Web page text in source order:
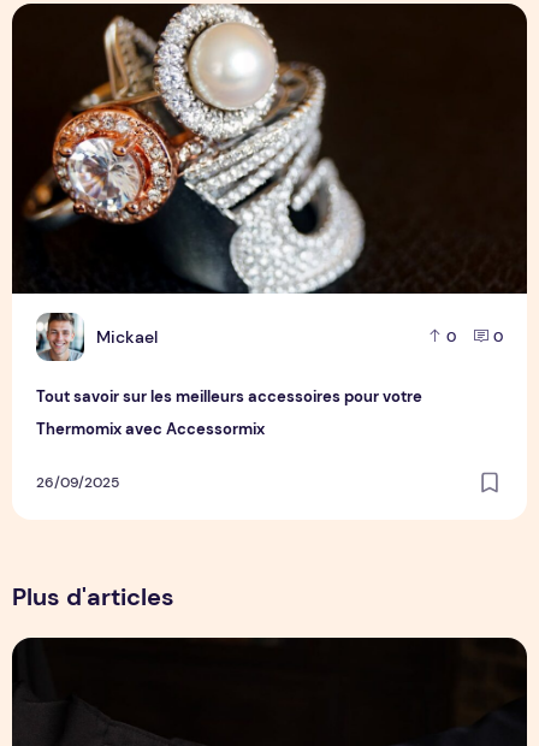
M Mickael 0 0
Tout savoir sur les meilleurs accessoires pour votre
Thermomix avec Accessormix
26/09/2025
Tout savoir sur les meilleurs accessoires pour votre
Plus d'articles
Découvrez Societo : Votre Plateforme de Réseautage